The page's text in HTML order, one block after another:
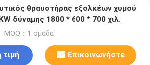
θραυστήρας εξολκέων χυμού
δύναμης 1800 * 600 * 700 χιλ.
MOQ：1 ομάδα
τιμή Επικοινωνήστε